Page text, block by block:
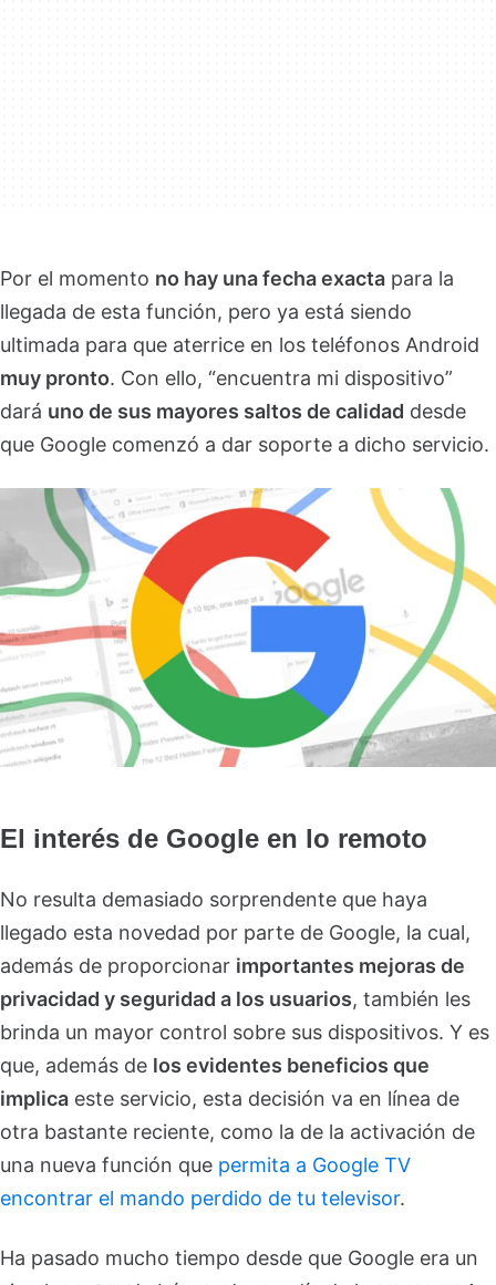
Por el momento no hay una fecha exacta para la
llegada de esta función, pero ya está siendo
ultimada para que aterrice en los teléfonos Android
muy pronto. Con ello, “encuentra mi dispositivo”
dará uno de sus mayores saltos de calidad desde
que Google comenzó a dar soporte a dicho servicio.
El interés de Google en lo remoto
No resulta demasiado sorprendente que haya
llegado esta novedad por parte de Google, la cual,
además de proporcionar importantes mejoras de
privacidad y seguridad a los usuarios, también les
brinda un mayor control sobre sus dispositivos. Y es
que, además de los evidentes beneficios que
implica este servicio, esta decisión va en línea de
otra bastante reciente, como la de la activación de
una nueva función que permita a Google TV
encontrar el mando perdido de tu televisor.
Ha pasado mucho tiempo desde que Google era un